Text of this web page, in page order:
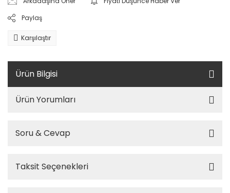
Paylaş
Karşılaştır
Ürün Bilgisi
Ürün Yorumları
Soru & Cevap
Taksit Seçenekleri